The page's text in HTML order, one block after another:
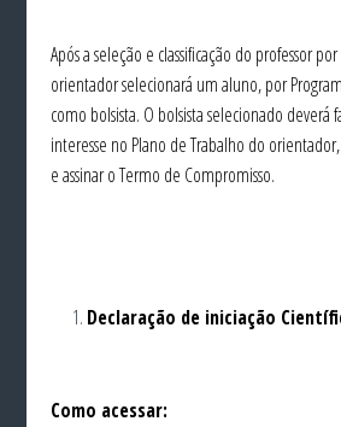
Após a seleção e classificação do professor
orientador selecionará um aluno, por
como bolsista. O bolsista selecionado deverá
interesse no Plano de Trabalho do
e assinar o Termo de Compromisso.
Declaração de iniciação
Como acessar: